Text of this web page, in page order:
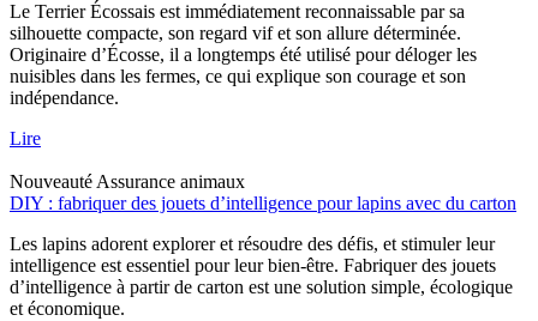
Le Terrier Écossais est immédiatement reconnaissable par sa
silhouette compacte, son regard vif et son allure déterminée.
Originaire d’Écosse, il a longtemps été utilisé pour déloger les
nuisibles dans les fermes, ce qui explique son courage et son
indépendance.
Lire
Nouveauté Assurance animaux
DIY : fabriquer des jouets d’intelligence pour lapins avec du carton
Les lapins adorent explorer et résoudre des défis, et stimuler leur
intelligence est essentiel pour leur bien-être. Fabriquer des jouets
d’intelligence à partir de carton est une solution simple, écologique
et économique.